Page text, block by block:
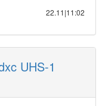
22.11|11:02
UHS-1